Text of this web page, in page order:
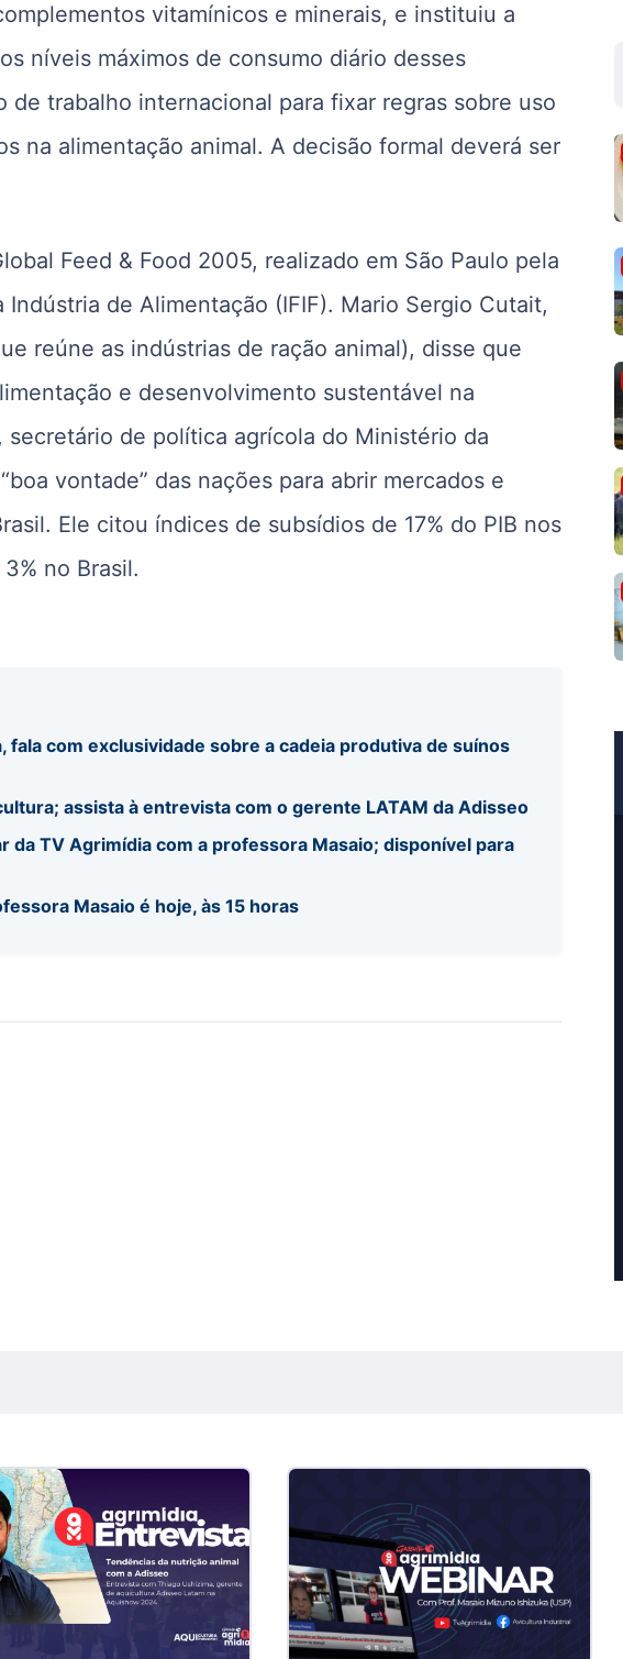
vitamínicos e minerais, e instituiu a
níveis máximos de consumo diário desses
trabalho internacional para fixar regras sobre uso
na alimentação animal. A decisão formal deverá ser
Feed & Food 2005, realizado em São Paulo pela
Indústria de Alimentação (IFIF). Mario Sergio Cutait,
reúne as indústrias de ração animal), disse que
e desenvolvimento sustentável na
de política agrícola do Ministério da
vontade” das nações para abrir mercados e
Ele citou índices de subsídios de 17% do PIB nos
no Brasil.
fala com exclusividade sobre a cadeia produtiva de suínos
assista à entrevista com o gerente LATAM da Adisseo
TV Agrimídia com a professora Masaio; disponível para
Masaio é hoje, às 15 horas